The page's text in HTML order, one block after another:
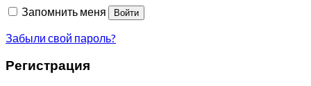
Запомнить меня
Войти
Забыли свой пароль?
Регистрация